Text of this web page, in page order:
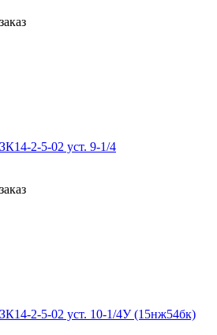
2-5-02 уст. 9-1/4
2-5-02 уст. 10-1/4У (15нж54бк)